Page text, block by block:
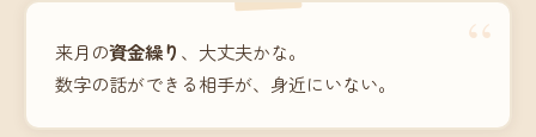
“
来月の資金繰り 、大丈夫かな。
数字の話ができる相手が、身近にいない。